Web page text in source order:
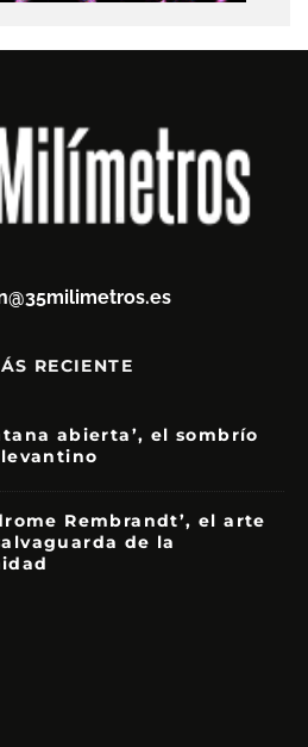
RECIENTE
abierta’, el sombrío
Rembrandt’, el arte
de la